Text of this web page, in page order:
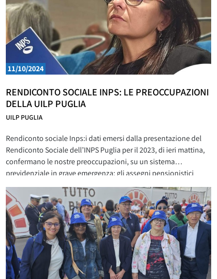
11/10/2024
RENDICONTO SOCIALE INPS: LE PREOCCUPAZIONI
DELLA UILP PUGLIA
UILP PUGLIA
Rendiconto sociale Inps:i dati emersi dalla presentazione del
Rendiconto Sociale dell’INPS Puglia per il 2023, di ieri mattina,
confermano le nostre preoccupazioni, su un sistema
previdenziale in grave emergenza: gli assegni pensionistici
pugliesi sono più leggeri di circa 400 € rispetto alla media
nazionale. Infatti se consideriamo le pensioni di anzianità dei
dipendenti del settore privato,